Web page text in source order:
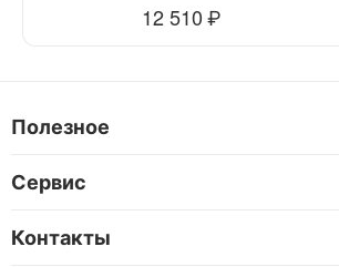
12 510₽
Полезное
Сервис
Контакты